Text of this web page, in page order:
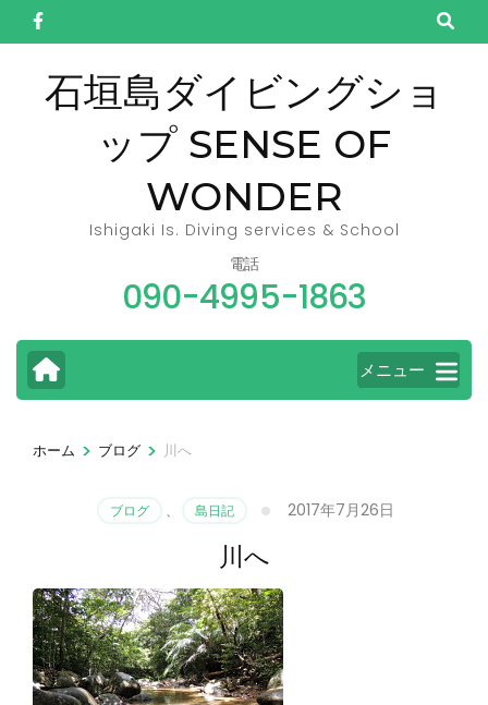
ン
石垣島ダイビングショ
ップ SENSE OF
WONDER
Ishigaki Is. Diving services & School
電話
090-4995-1863
メニュー
ホーム > ブログ > 川へ
ブログ 、 島日記 2017年7月26日
川へ